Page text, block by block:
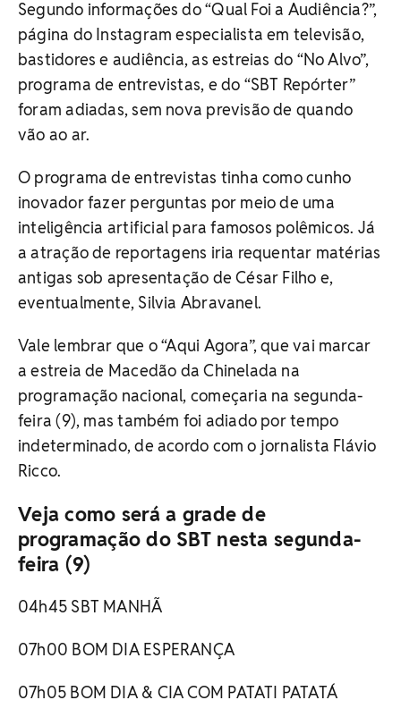
Segundo informações do “Qual Foi a Audiência?”,
página do Instagram especialista em televisão,
bastidores e audiência, as estreias do “No Alvo”,
programa de entrevistas, e do “SBT Repórter”
foram adiadas, sem nova previsão de quando
vão ao ar.
O programa de entrevistas tinha como cunho
inovador fazer perguntas por meio de uma
inteligência artificial para famosos polêmicos. Já
a atração de reportagens iria requentar matérias
antigas sob apresentação de César Filho e,
eventualmente, Silvia Abravanel.
Vale lembrar que o “Aqui Agora”, que vai marcar
a estreia de Macedão da Chinelada na
programação nacional, começaria na segunda-
feira (9), mas também foi adiado por tempo
indeterminado, de acordo com o jornalista Flávio
Ricco.
Veja como será a grade de
programação do SBT nesta segunda-
feira (9)
04h45 SBT MANHÃ
07h00 BOM DIA ESPERANÇA
07h05 BOM DIA & CIA COM PATATI PATATÁ